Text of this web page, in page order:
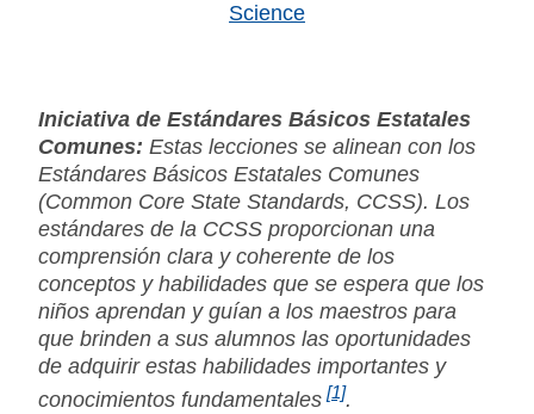
Science
Iniciativa de Estándares Básicos Estatales
Comunes: Estas lecciones se alinean con los
Estándares Básicos Estatales Comunes
(Common Core State Standards, CCSS). Los
estándares de la CCSS proporcionan una
comprensión clara y coherente de los
conceptos y habilidades que se espera que los
niños aprendan y guían a los maestros para
que brinden a sus alumnos las oportunidades
de adquirir estas habilidades importantes y
conocimientos fundamentales [1].